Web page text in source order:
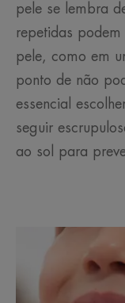
pele se lembra
repetidas
pele, como em
ponto de não
essencial
seguir
ao sol para